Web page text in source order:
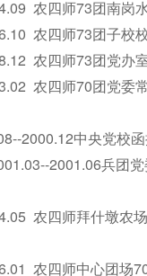
农四师73团南岗
农四师73团子校
农四师73团党办
农四师70团党委
中央党校函
2001.06兵团
农四师拜什墩农
农四师中心团场